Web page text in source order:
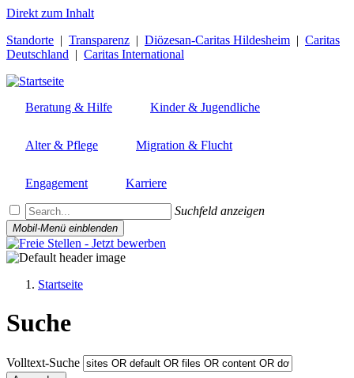
Direkt zum Inhalt
Standorte | Transparenz | Diözesan-Caritas Hildesheim | Caritas
Deutschland | Caritas International
Beratung & Hilfe Kinder & Jugendliche
Alter & Pflege Migration & Flucht
Engagement Karriere
Suchfeld anzeigen
Mobil-Menü einblenden
Startseite
Suche
Volltext-Suche